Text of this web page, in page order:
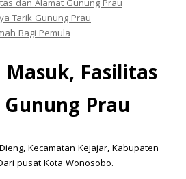
dan Alamat Gunung Prau
Tarik Gunung Prau
Bagi Pemula
Fasilitas
Prau
Kecamatan Kejajar, Kabupaten
pusat Kota Wonosobo.